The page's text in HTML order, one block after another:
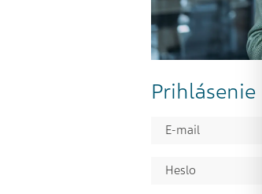
Prihlásenie